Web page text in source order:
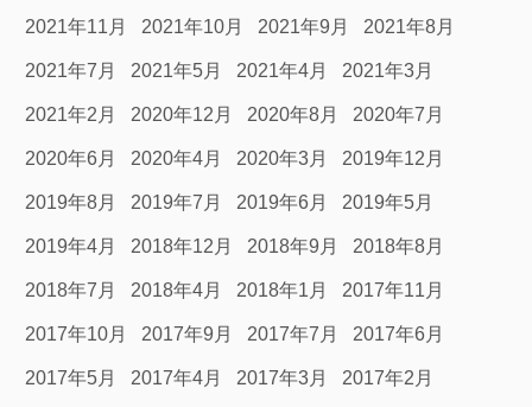
2021年11月 2021年10月 2021年9月 2021年8月
2021年7月 2021年5月 2021年4月 2021年3月
2021年2月 2020年12月 2020年8月 2020年7月
2020年6月 2020年4月 2020年3月 2019年12月
2019年8月 2019年7月 2019年6月 2019年5月
2019年4月 2018年12月 2018年9月 2018年8月
2018年7月 2018年4月 2018年1月 2017年11月
2017年10月 2017年9月 2017年7月 2017年6月
2017年5月 2017年4月 2017年3月 2017年2月